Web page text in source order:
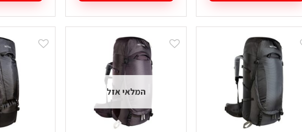
למוצר
סוגים.
לבחור
האפשרויות
בעמוד
המוצר
למוצר
זה
יש
מספר
סוגים.
לבחור
בעמוד
למוצר
זה
יש
מספר
האפשרויות
בעמוד
המלאי אזל